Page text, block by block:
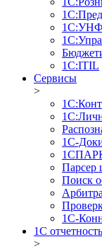
1С:УНФ
1С:ITIL
Сервисы
>
1С-
Парсер
Поиск
1С-
1C отчетность
>